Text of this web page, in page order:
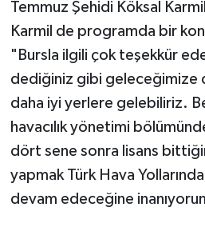
Temmuz Şehidi Köksal
Karmil de programda bir
"Bursla ilgili çok teşekkür
dediğiniz gibi geleceğimize
daha iyi yerlere gelebiliriz.
havacılık yönetimi
dört sene sonra lisans
yapmak Türk Hava
devam edeceğine